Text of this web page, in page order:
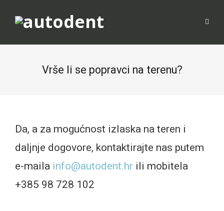
Vrše li se popravci na terenu?
Da, a za mogućnost izlaska na teren i
daljnje dogovore, kontaktirajte nas putem
e-maila info@autodent.hr ili mobitela
+385 98 728 102